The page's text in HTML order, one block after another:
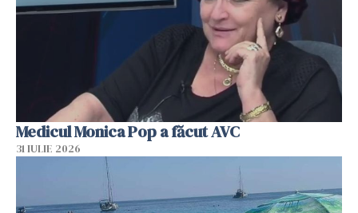
Medicul Monica Pop a făcut AVC
31 IULIE 2026